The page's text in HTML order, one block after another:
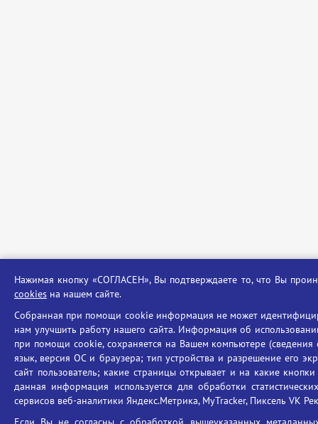
Нажимая кнопку «СОГЛАСЕН», Вы подтверждаете то, что Вы
cookies на нашем сайте.
Собранная при помощи cookie информация не может
нам улучшить работу нашего сайта. Информация об
при помощи cookie, сохраняется на Вашем компьютере
язык, версия ОС и браузера; тип устройства и разрешение его
сайт пользователь; какие страницы открывает и на какие
данная информация используется для обработки
сервисов веб-аналитики Яндекс.Метрика, MyTracker, Пиксель VK